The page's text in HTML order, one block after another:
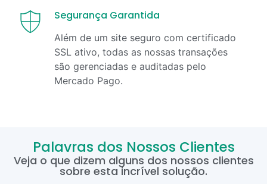
Segurança Garantida
Além de um site seguro com certificado
SSL ativo, todas as nossas transações
são gerenciadas e auditadas pelo
Mercado Pago.
Palavras dos Nossos Clientes
Veja o que dizem alguns dos nossos clientes
sobre esta incrível solução.